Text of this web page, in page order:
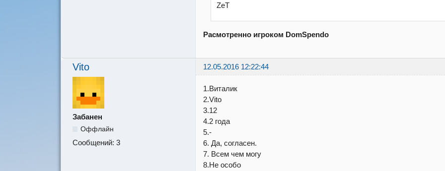
ZeT
Расмотренно игроком DomSpendo
Vito 12.05.2016 12:22:44
Забанен
Оффлайн
Сообщений: 3
1.Виталик
2.Vito
3.12
4.2 года
5.-
6. Да, согласен.
7. Всем чем могу
8.Не особо